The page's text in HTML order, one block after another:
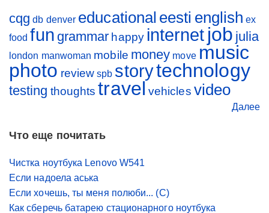
cqg db denver educational eesti english ex
food fun grammar happy internet job julia
london manwoman mobile money move music
photo review spb storytechnology
testing thoughts travel vehicles video
Далее
Что еще почитать
Чистка ноутбука Lenovo W541
Если надоела аська
Если хочешь, ты меня полюби... (С)
Как сберечь батарею стационарного ноутбука